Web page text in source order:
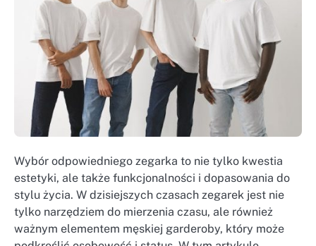
Wybór odpowiedniego zegarka to nie tylko kwestia
estetyki, ale także funkcjonalności i dopasowania do
stylu życia. W dzisiejszych czasach zegarek jest nie
tylko narzędziem do mierzenia czasu, ale również
ważnym elementem męskiej garderoby, który może